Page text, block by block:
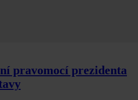
pravomocí prezidenta